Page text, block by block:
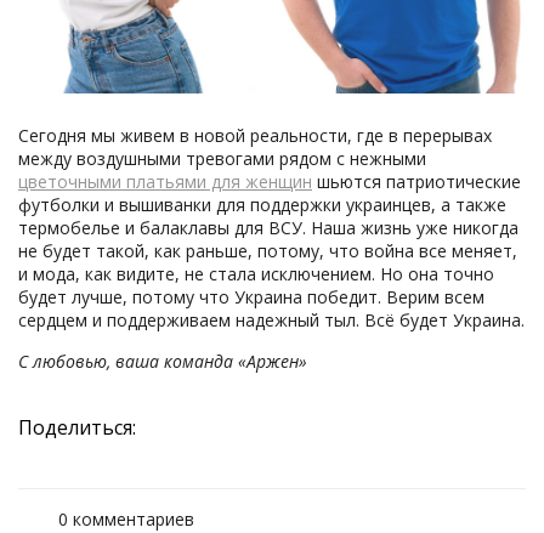
Сегодня мы живем в новой реальности, где в перерывах
между воздушными тревогами рядом с нежными
цветочными платьями для женщин шьются патриотические
футболки и вышиванки для поддержки украинцев, а также
термобелье и балаклавы для ВСУ. Наша жизнь уже никогда
не будет такой, как раньше, потому, что война все меняет,
и мода, как видите, не стала исключением. Но она точно
будет лучше, потому что Украина победит. Верим всем
сердцем и поддерживаем надежный тыл. Всё будет Украина.
С любовью, ваша команда «Аржен»
Поделиться:
0 комментариев